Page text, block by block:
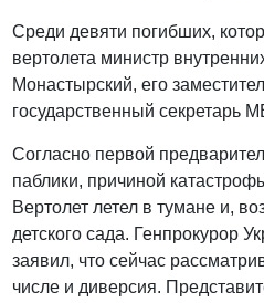
Среди девяти погибших,
вертолета министр
Монастырский, его
государственный секретарь
Согласно первой
паблики, причиной
Вертолет летел в тумане и,
детского сада. Генпрокурор
заявил, что сейчас
числе и диверсия.